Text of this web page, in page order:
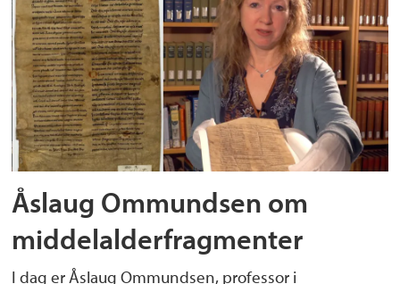
Åslaug Ommundsen om
middelalderfragmenter
I dag er Åslaug Ommundsen, professor i